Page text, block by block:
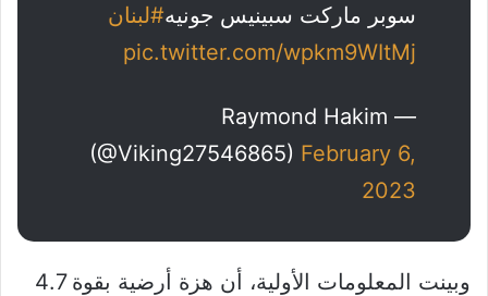
سوبر ماركت سبينيس جونيه#لبنان
pic.twitter.com/wpkm9WItMj
— Raymond Hakim
(@Viking27546865) February 6,
2023
وبينت المعلومات الأولية، أن هزة أرضية بقوة 4.7